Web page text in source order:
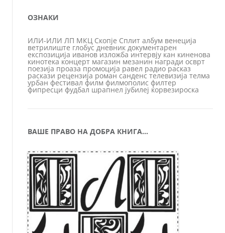
ОЗНАКИ
ИЛИ-ИЛИ ЛП МКЦ Скопје Сплит албум венеција
ветрилиште глобус дневник документарен
експозиција иванов изложба интервју кан киненова
кинотека концерт магазин мезанин награди осврт
поезија проаза промоција равел радио расказ
раскази рецензија роман санденс телевизија телма
урбан фестивал филм филмополис филтер
фипресци фудбал шрапнел јубилеј ќорвезироска
ВАШЕ ПРАВО НА ДОБРА КНИГА…